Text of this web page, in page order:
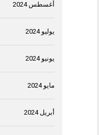
أغسطس 2024
يوليو 2024
يونيو 2024
مايو 2024
أبريل 2024